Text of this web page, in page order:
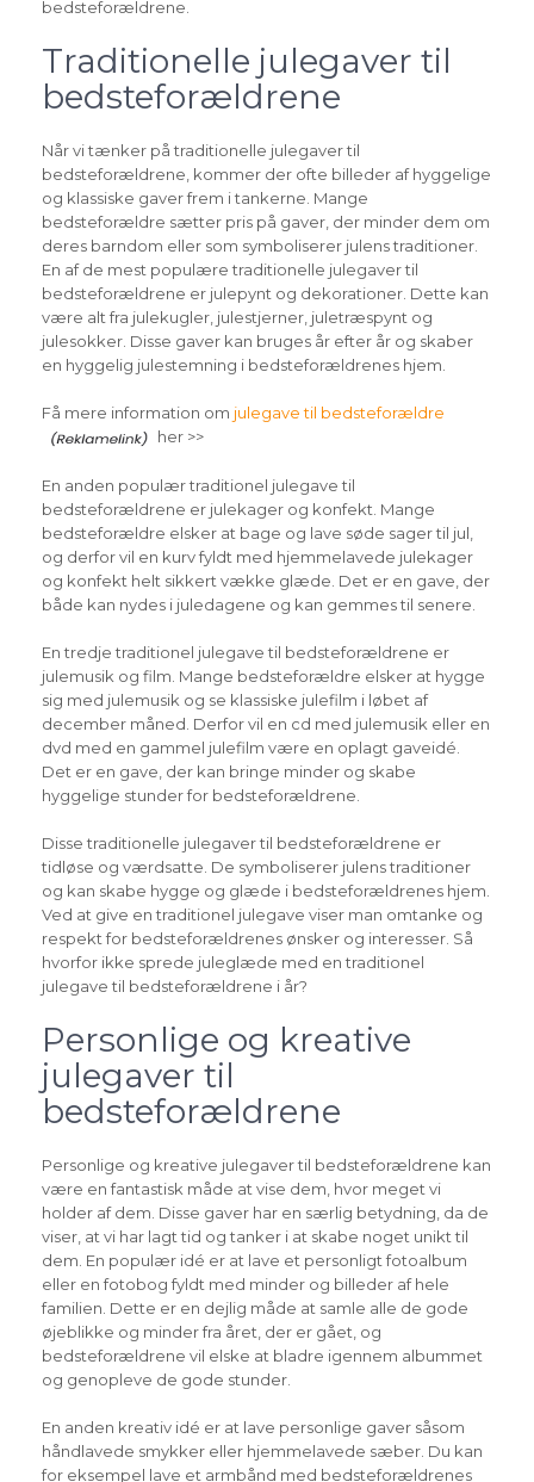
bedsteforældrene.
Traditionelle julegaver til
bedsteforældrene
Når vi tænker på traditionelle julegaver til
bedsteforældrene, kommer der ofte billeder af hyggelige
og klassiske gaver frem i tankerne. Mange
bedsteforældre sætter pris på gaver, der minder dem om
deres barndom eller som symboliserer julens traditioner.
En af de mest populære traditionelle julegaver til
bedsteforældrene er julepynt og dekorationer. Dette kan
være alt fra julekugler, julestjerner, juletræspynt og
julesokker. Disse gaver kan bruges år efter år og skaber
en hyggelig julestemning i bedsteforældrenes hjem.
Få mere information om julegave til bedsteforældre
her >>
En anden populær traditionel julegave til
bedsteforældrene er julekager og konfekt. Mange
bedsteforældre elsker at bage og lave søde sager til jul,
og derfor vil en kurv fyldt med hjemmelavede julekager
og konfekt helt sikkert vække glæde. Det er en gave, der
både kan nydes i juledagene og kan gemmes til senere.
En tredje traditionel julegave til bedsteforældrene er
julemusik og film. Mange bedsteforældre elsker at hygge
sig med julemusik og se klassiske julefilm i løbet af
december måned. Derfor vil en cd med julemusik eller en
dvd med en gammel julefilm være en oplagt gaveidé.
Det er en gave, der kan bringe minder og skabe
hyggelige stunder for bedsteforældrene.
Disse traditionelle julegaver til bedsteforældrene er
tidløse og værdsatte. De symboliserer julens traditioner
og kan skabe hygge og glæde i bedsteforældrenes hjem.
Ved at give en traditionel julegave viser man omtanke og
respekt for bedsteforældrenes ønsker og interesser. Så
hvorfor ikke sprede juleglæde med en traditionel
julegave til bedsteforældrene i år?
Personlige og kreative
julegaver til
bedsteforældrene
Personlige og kreative julegaver til bedsteforældrene kan
være en fantastisk måde at vise dem, hvor meget vi
holder af dem. Disse gaver har en særlig betydning, da de
viser, at vi har lagt tid og tanker i at skabe noget unikt til
dem. En populær idé er at lave et personligt fotoalbum
eller en fotobog fyldt med minder og billeder af hele
familien. Dette er en dejlig måde at samle alle de gode
øjeblikke og minder fra året, der er gået, og
bedsteforældrene vil elske at bladre igennem albummet
og genopleve de gode stunder.
En anden kreativ idé er at lave personlige gaver såsom
håndlavede smykker eller hjemmelavede sæber. Du kan
for eksempel lave et armbånd med bedsteforældrenes